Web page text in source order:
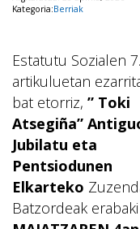
Kategoria:Berriak
Estatutu Sozialen
artikuluetan
bat etorriz, ” Toki
Atsegiña”
Jubilatu eta
Pentsiodunen
Elkarteko
Batzordeak